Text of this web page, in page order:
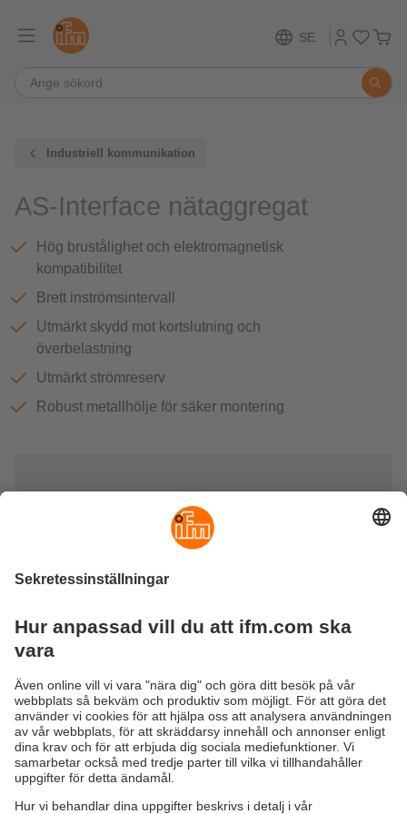
SE
Industriell kommunikation
AS-Interface nätaggregat
Hög brustålighet och elektromagnetisk
kompatibilitet
Brett inströmsintervall
Utmärkt skydd mot kortslutning och
överbelastning
Utmärkt strömreserv
Robust metallhölje för säker montering
AS-i nätdelar försörjer de anslutna modulerna, givarna och
störningssäkerhet och tillräckligt höga prestandareserver.
En jordfels och en isoleringsvakt övervakar ojordade AS-i
och 24 V likspänningsnät tillförlitligt för jordfels och
isoleringsfel.
Hållbarhet
Regler och villkor
Tillgänglighet